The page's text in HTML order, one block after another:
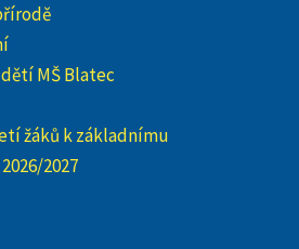
MŠ Blatec
žáků k základnímu
2027